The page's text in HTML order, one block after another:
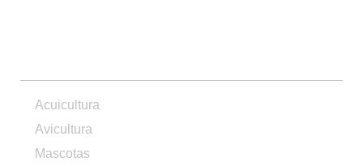
Acuicultura
Avicultura
Mascotas